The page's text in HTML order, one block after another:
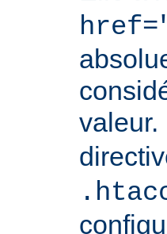
valeur.